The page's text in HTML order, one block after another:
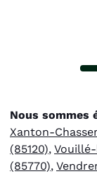
Nous sommes
Xanton-
(85120),
(85770),